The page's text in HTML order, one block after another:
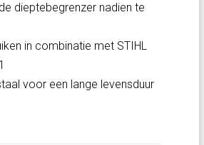
dieptebegrenzer nadien te
in combinatie met STIHL
voor een lange levensduur